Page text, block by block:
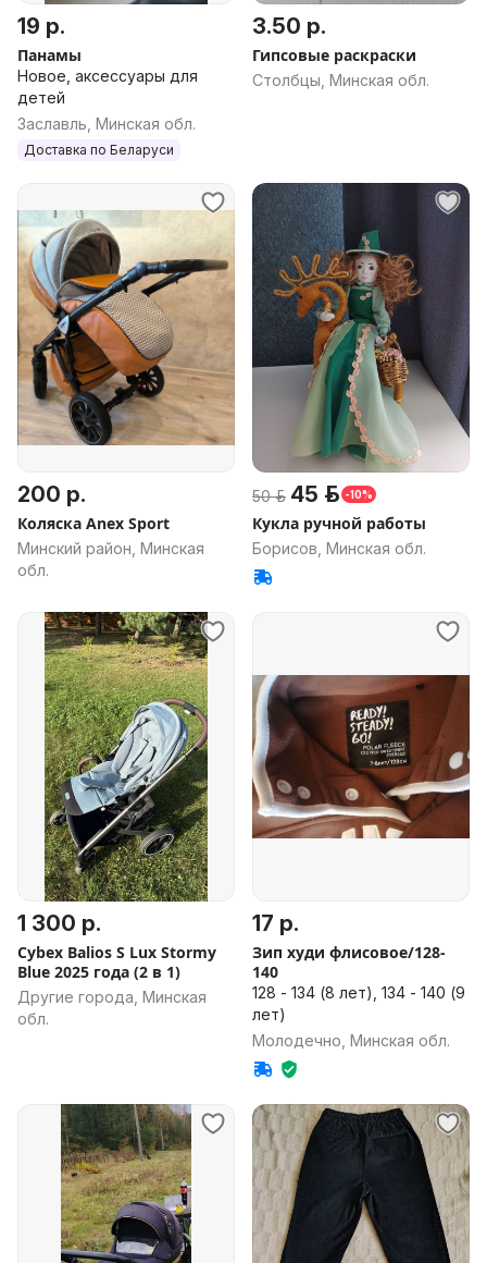
19 р.
Панамы
Новое, аксессуары для
детей
Заславль, Минская обл.
Доставка по Беларуси
3.50 р.
Гипсовые раскраски
Столбцы, Минская обл.
200 р.
Коляска Anex Sport
Минский район, Минская
обл.
50 р. 45 р. -10%
Кукла ручной работы
Борисов, Минская обл.
1 300 р.
Cybex Balios S Lux Stormy
Blue 2025 года (2 в 1)
Другие города, Минская
обл.
17 р.
Зип худи флисовое/128-
140
128 - 134 (8 лет), 134 - 140 (9
лет)
Молодечно, Минская обл.